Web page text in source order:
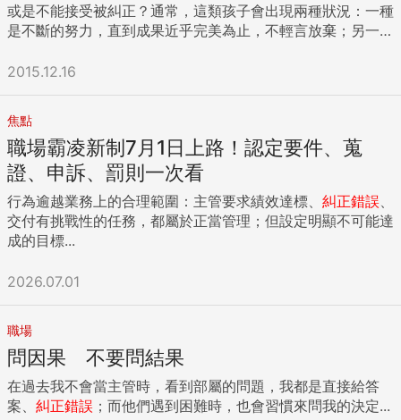
價值觀很容易帶到職場當中，碰到任何事情很容易從自己的角
度出發，不太在乎別人的看法。 2.主管習慣用權力立即糾正 許
導」的過程。許多在上位者始終覺得用權力立刻糾正是應該
的，卻疏忽了「達到效果才是重點」。 二、主管先不要這樣說
「說你錯就是錯，哪有這麼多藉口？」 「你們怎麼都那麼自以
為是？」 「年輕人，你還有很多要學習！」 「你是主管，怎
麼連教人都不會？」 「身為主管，怎麼連屬下都搞不定？」
三、如何解決 1.主管要學習先別急著說「你錯了」 人天生碰到
被別人糾正，第一時間通常都是防衛或反彈。老一輩只要碰到
主管糾正，大多數會習慣承認「我錯了」，但是如今的新世代
未必都能接受。現在聰明的主管要懂得「以退為進」，對於同
仁不要鬥力，但是可以鬥智，「不戰而屈人之兵」，才是聰明
主管學習的境界。 2.錯了的確要教，但是該怎麼教？ 針對部下
的行為，主管與其立即指正「你錯了」，不妨參考以下3個步
驟的說法： A.可不可以讓我知道你為什麼這麼想？ 從同仁的
回答，主管必須先建構出「年輕同仁過去習慣的價值觀」，這
點對接下來該如何帶領這個同仁非常重要。 B.從你的角度看似
乎有道理，但是我們換個角度來看…… 讓主管了解同仁的價值
觀後，請記得「人的價值觀無法短期內被推翻」。主管可以先
認同能認同的，此時再說「從你的角度看似乎有道理，但是我
或是不能接受被糾正？通常，這類孩子會出現兩種狀況：一種
是不斷的努力，直到成果近乎完美為止，不輕言放棄；另一種
天和一位學生家長聊天，她來自墨西哥，有三個漂亮的小孩，
番拉鋸戰。晚上睡覺前，女兒自己說要練習寫英文字母，從 A
～Z，每個字都寫得好極了！唯獨一個 J，勾勾方向弄反了，媽
媽先讚美她，接著跟她解釋，J 的勾勾是向著 I，而非 K。這是
小事一樁，改過來就好了，沒想到小女孩馬上說，「我不知道
怎麼寫，我不會！」 開始生氣。 媽媽敘述的問題，我上課時
已經觀察到了。每週上課之前，她會很認真地練習，直到上課
當天，迫不及待地彈給我聽，如果沒什麼問題，我會誇獎她表
她，這時，她就會注意力分散，故意不聽你講，或顧左右而言
他，就是不願意正面面對錯誤。 她不是我第一個遇到有這種狀
況的孩子，一般較常出現在老大，因為第一胎，得到所有人的
關注和讚美，孩子享受這種待遇，且誤認為，只有完美才能得
到讚許，一旦犯錯，大家就不喜歡他了。 而這個小女孩拒絕接
受指導的程度，還蠻嚴重的。媽媽說，連鞋子穿錯腳跟她說，
都會生氣。經過幾次的衝突，這位媽媽摸索出幾個方法，給大
2015.12.16
焦點
職場霸凌新制7月1日上路！認定要件、蒐
證、申訴、罰則一次看
行為逾越業務上的合理範圍：主管要求績效達標、 糾正錯誤
交付有挑戰性的任務，都屬於正當管理；但設定明顯不可能達
成的目標...
2026.07.01
職場
問因果 不要問結果
在過去我不會當主管時，看到部屬的問題，我都是直接給答
案、 糾正錯誤 ；而他們遇到困難時，也會習慣來問我的決定...